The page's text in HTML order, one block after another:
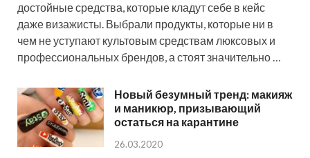
достойные средства, которые кладут себе в кейс
даже визажисты. Выбрали продукты, которые ни в
чем не уступают культовым средствам люксовых и
профессиональных брендов, а стоят значительно …
Новый безумный тренд: макияж
и маникюр, призывающий
остаться на карантине
26.03.2020